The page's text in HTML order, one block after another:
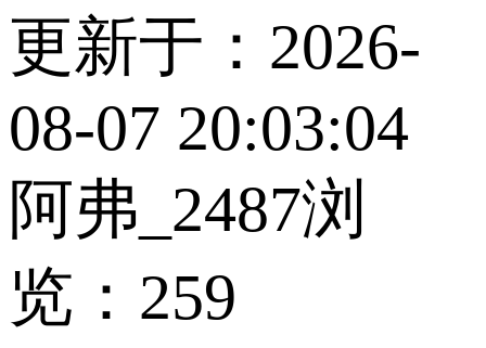
更新于：2026-
08-07 20:03:04
阿弗_2487浏
览：259